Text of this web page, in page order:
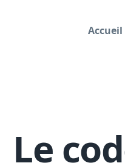
Accueil
Le